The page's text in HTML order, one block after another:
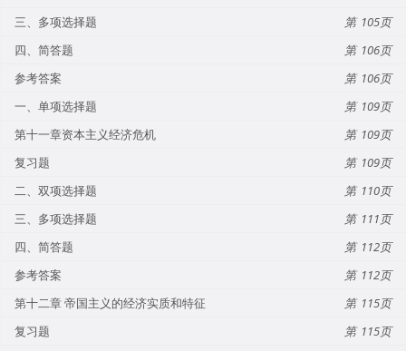
三、多项选择题
105
四、简答题
106
参考答案
106
一、单项选择题
109
第十一章资本主义经济危机
109
复习题
109
二、双项选择题
110
三、多项选择题
111
四、简答题
112
参考答案
112
第十二章 帝国主义的经济实质和特征
115
复习题
115